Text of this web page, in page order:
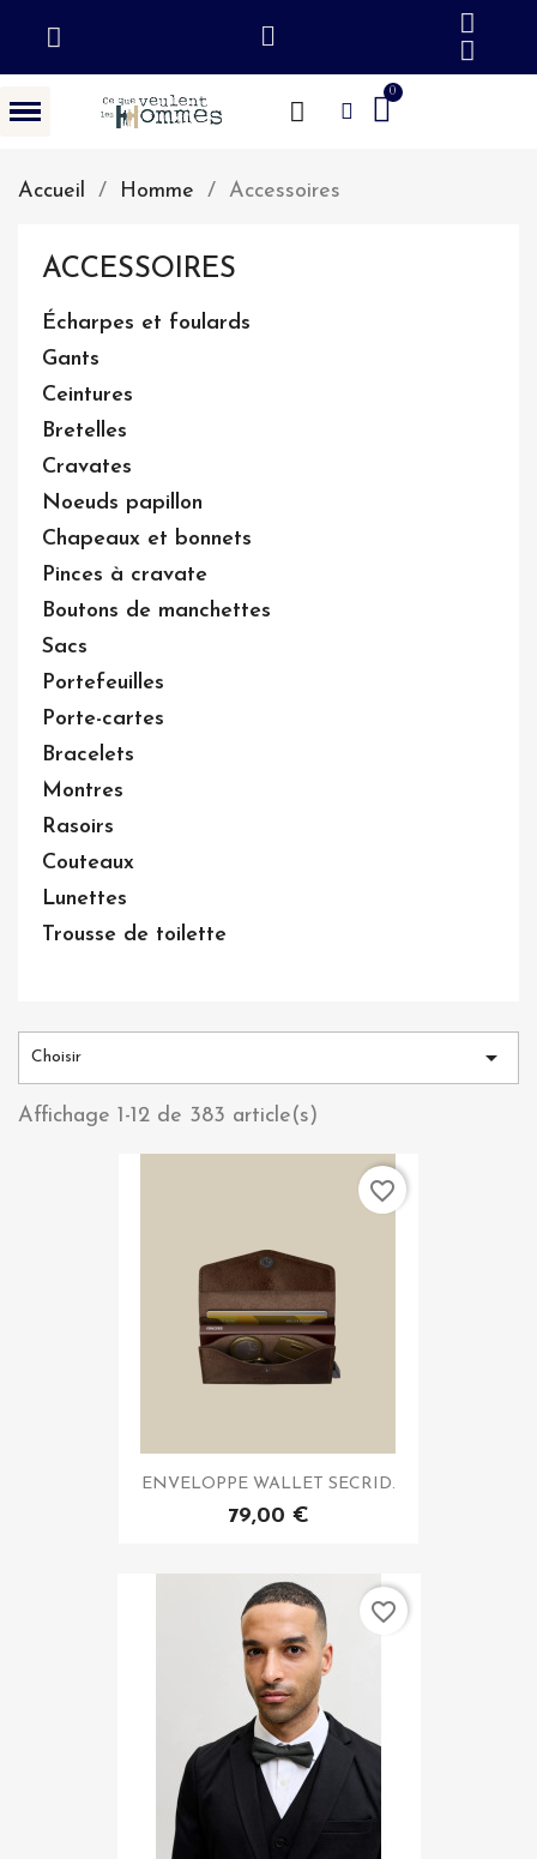
Accueil Homme Accessoires
ACCESSOIRES
Écharpes et foulards
Gants
Ceintures
Bretelles
Cravates
Noeuds papillon
Chapeaux et bonnets
Pinces à cravate
Boutons de manchettes
Sacs
Portefeuilles
Porte-cartes
Bracelets
Montres
Rasoirs
Couteaux
Lunettes
Trousse de toilette
Choisir 
Affichage 1-12 de 383 article(s)
ENVELOPPE WALLET SECRID.
79,00 €
favorite_border
favorite_border